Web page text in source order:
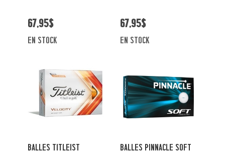
67,95$
en stock
67,95$
en stock
BALLES TITLEIST
BALLES PINNACLE SOFT